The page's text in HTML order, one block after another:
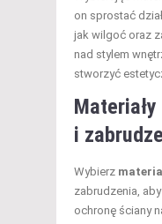
on sprostać
jak wilgoć oraz
nad stylem
stworzyć
i
Wybierz
zabrudzenia,
ochronę ściany